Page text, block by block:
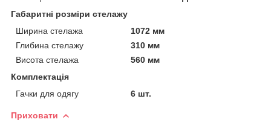
Габаритні розміри стелажу
Ширина стелажа
1072 мм
Глибина стелажу
310 мм
Висота стелажа
560 мм
Комплектація
Гачки для одягу
6 шт.
Приховати